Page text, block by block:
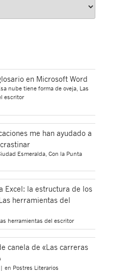
en Microsoft Word
nube tiene forma de oveja, Las
escritor
me han ayudado a
Esmeralda,Con la Punta
Excel: la estructura de los
herramientas del
herramientas del escritor
canela de «Las carreras
| en Postres Literarios